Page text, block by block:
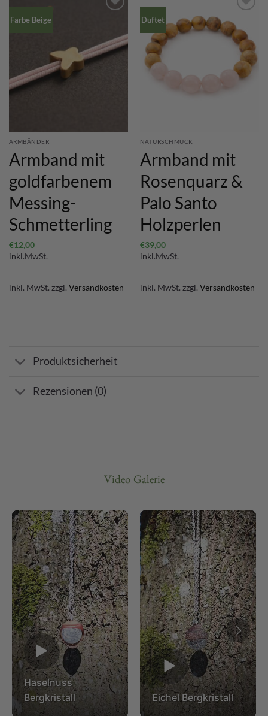
Farbe Beige
ARMBÄNDER
Armband mit
goldfarbenem
Messing-
Schmetterling
€12,00
inkl.MwSt.
inkl. MwSt. zzgl. Versandkosten
Duftet
NATURSCHMUCK
Armband mit
Rosenquarz &
Palo Santo
Holzperlen
€39,00
inkl.MwSt.
inkl. MwSt. zzgl. Versandkosten
Produktsicherheit
Rezensionen (0)
Video Galerie
▶
Haselnuss
Bergkristall
▶
Eichel Bergkristall